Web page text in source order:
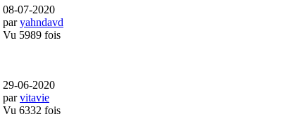
08-07-2020
paryahndavd
Vu 5989 fois
29-06-2020
parvitavie
Vu 6332 fois